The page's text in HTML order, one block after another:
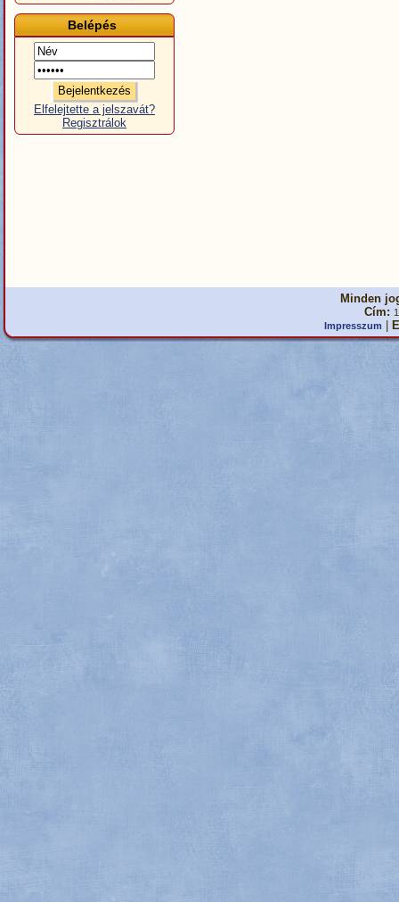
Belépés
Elfelejtette a jelszavát?
Regisztrálok
Minden
Cím:
Impresszum